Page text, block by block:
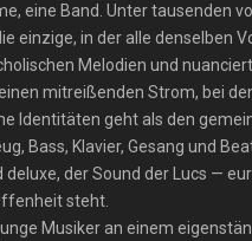
eine Band. Unter tausenden
einzige, in der alle denselben
Melodien und
mitreißenden Strom, bei
Identitäten geht als den
Bass, Klavier, Gesang und
der Sound der Lucs —
steht.
Musiker an einem